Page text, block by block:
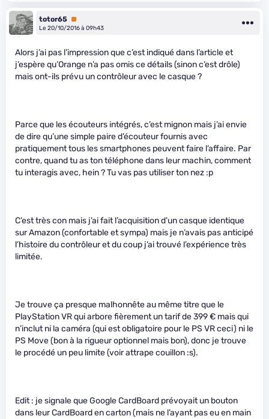
totor65 Premium
Le 20/10/2016 à 09h43
Alors j’ai pas l’impression que c’est indiqué dans l’article et
j’espère qu’Orange n’a pas omis ce détails (sinon c’est drôle)
mais ont-ils prévu un contrôleur avec le casque ?
Parce que les écouteurs intégrés, c’est mignon mais j’ai envie
de dire qu’une simple paire d’écouteur fournis avec
pratiquement tous les smartphones peuvent faire l’affaire. Par
contre, quand tu as ton téléphone dans leur machin, comment
tu interagis avec, hein ? Tu vas pas utiliser ton nez :p
C’est très con mais j’ai fait l’acquisition d’un casque identique
sur Amazon (confortable et sympa) mais je n’avais pas anticipé
l’histoire du contrôleur et du coup j’ai trouvé l’expérience très
limitée.
Je trouve ça presque malhonnête au même titre que le
PlayStation VR qui arbore fièrement un tarif de 399 € mais qui
n’inclut ni la caméra (qui est obligatoire pour le PS VR ceci) ni le
PS Move (bon à la rigueur optionnel mais bon), donc je trouve
le procédé un peu limite (voir attrape couillon :s).
Edit : je signale que Google CardBoard prévoyait un bouton
dans leur CardBoard en carton (mais ne l’ayant pas eu en main